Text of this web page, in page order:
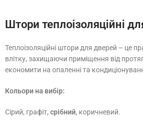
Штори теплоізоляційні
Теплоізоляційні штори для дверей – це
влітку, захищаючи приміщення від
економити на опаленні та
Кольори на вибір:
Сірий, графіт, срібний, коричневий.